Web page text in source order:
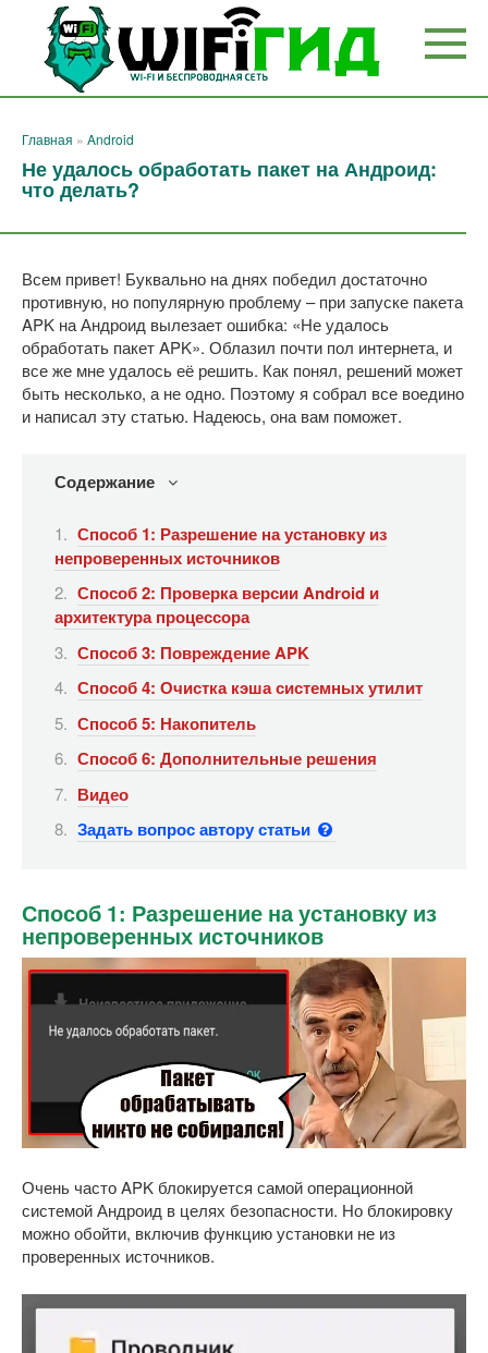
Перейти
контенту
Главная » Android
Не удалось обработать пакет на Андроид:
что делать?
Всем привет! Буквально на днях победил достаточно
противную, но популярную проблему – при запуске пакета
APK на Андроид вылезает ошибка: «Не удалось
обработать пакет APK». Облазил почти пол интернета, и
все же мне удалось её решить. Как понял, решений может
быть несколько, а не одно. Поэтому я собрал все воедино
и написал эту статью. Надеюсь, она вам поможет.
Содержание
Способ 1: Разрешение на установку из
непроверенных источников
Способ 2: Проверка версии Android и
архитектура процессора
Способ 3: Повреждение APK
Способ 4: Очистка кэша системных утилит
Способ 5: Накопитель
Способ 6: Дополнительные решения
Видео
Задать вопрос автору статьи
Способ 1: Разрешение на установку из
непроверенных источников
Очень часто APK блокируется самой операционной
системой Андроид в целях безопасности. Но блокировку
можно обойти, включив функцию установки не из
проверенных источников.